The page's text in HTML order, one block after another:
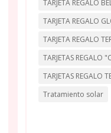
TARJETA REGALO
TARJETA REGALO
TARJETA REGALO
TARJETAS REGALO
TARJETAS REGALO
Tratamiento solar